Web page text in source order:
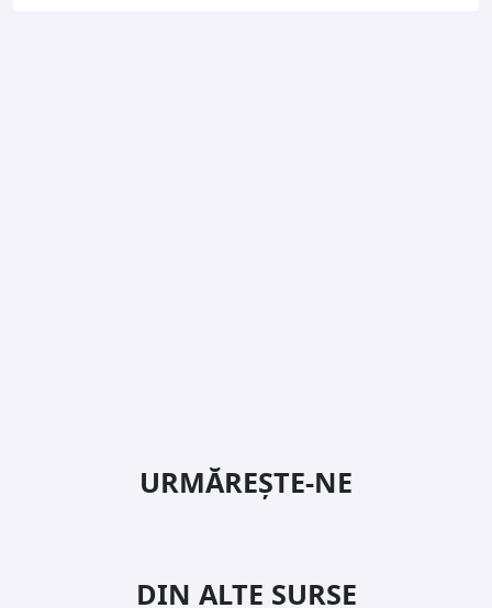
URMĂREȘTE-NE
DIN ALTE SURSE